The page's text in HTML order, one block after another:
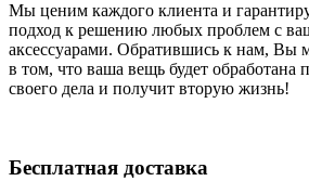
Мы ценим каждого клиента и
подход к решению любых проблем с
аксессуарами. Обратившись к нам, Вы
в том, что ваша вещь будет обработана
своего дела и получит вторую жизнь!
Бесплатная доставка